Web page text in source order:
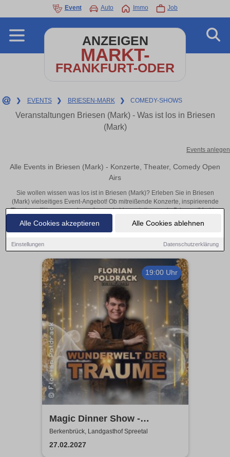
Alle Cookies akzeptieren Alle Cookies ablehnen
Einstellungen Datenschutzerklärung
Event Auto Immo Job
ANZEIGEN
MARKT-
FRANKFURT-ODER
❯ EVENTS ❯ BRIESEN-MARK ❯ COMEDY-SHOWS
Veranstaltungen Briesen (Mark) - Was ist los in Briesen
(Mark)
Events anlegen
Alle Events in Briesen (Mark) - Konzerte, Theater, Comedy Open
Airs
Sie wollen wissen was los ist in Briesen (Mark)? Erleben Sie in Briesen
(Mark) vielseitiges Event-Angebot! Ob mitreißende Konzerte, inspirierende
Theateraufführungen oder aufregende Veranstaltungen in Briesen (Mark) –
hier finden alles im Überblick und Tickets.
19:00 Uhr
Magic Dinner Show -
WUNDERWELT DER TRÄUME
| Florian Poldrack
Berkenbrück, Landgasthof Spreetal
27.02.2027